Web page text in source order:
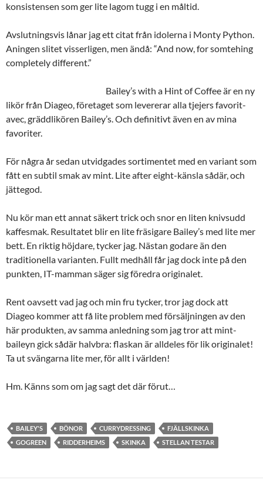
konsistensen som ger lite lagom tugg i en måltid.
Avslutningsvis lånar jag ett citat från idolerna i Monty Python.
Aningen slitet visserligen, men ändå: “And now, for somtehing
completely different.”
Bailey’s with a Hint of Coffee är en ny
likör från Diageo, företaget som levererar alla tjejers favorit-
avec, gräddlikören Bailey’s. Och definitivt även en av mina
favoriter.
För några år sedan utvidgades sortimentet med en variant som
fått en subtil smak av mint. Lite after eight-känsla sådär, och
jättegod.
Nu kör man ett annat säkert trick och snor en liten knivsudd
kaffesmak. Resultatet blir en lite fräsigare Bailey’s med lite mer
bett. En riktig höjdare, tycker jag. Nästan godare än den
traditionella varianten. Fullt medhåll får jag dock inte på den
punkten, IT-mamman säger sig föredra originalet.
Rent oavsett vad jag och min fru tycker, tror jag dock att
Diageo kommer att få lite problem med försäljningen av den
här produkten, av samma anledning som jag tror att mint-
baileyn gick sådär halvbra: flaskan är alldeles för lik originalet!
Ta ut svängarna lite mer, för allt i världen!
Hm. Känns som om jag sagt det där förut…
BAILEY'S BÖNOR CURRYDRESSING
FJÄLLSKINKA
GOGREEN
RIDDERHEIMS SKINKA STELLAN TESTAR